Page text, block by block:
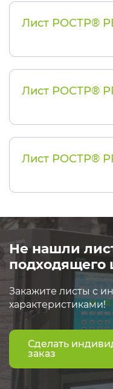
Лист РОСТР®
Лист РОСТР®
Лист РОСТР®
Не нашли
подходящего
Закажите листы с
характеристиками!
Сделать
заказ